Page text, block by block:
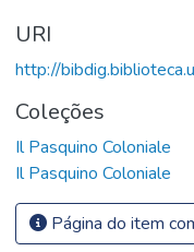
URI
http://
Coleções
Il Pasquino Coloniale
Il Pasquino Coloniale
Página do item